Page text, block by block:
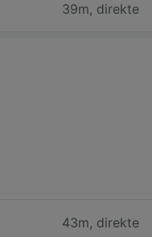
39m, direkte
43m, direkte